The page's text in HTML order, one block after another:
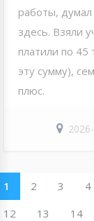
работы,
здесь. Взяли
платили по 45
эту сумму),
плюс.
1 2 3 4
12
13 14